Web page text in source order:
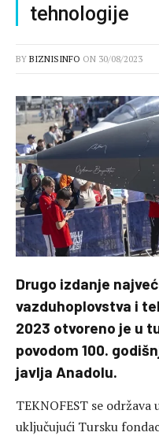
tehnologije
BY BIZNISINFO ON 30/08/2023
Drugo izdanje
vazduhoplovstva i
2023 otvoreno je u
povodom 100.
javlja Anadolu.
TEKNOFEST se
uključujući Tursku